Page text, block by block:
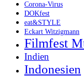
Corona-Virus
DOKfest
eat&STYLE
Eckart Witzigmann
Filmfest
Indien
Indonesien